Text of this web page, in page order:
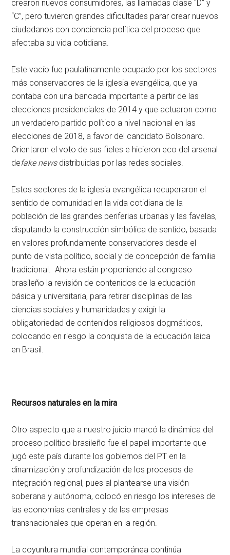
crearon nuevos consumidores, las llamadas clase “D” y
“C”, pero tuvieron grandes dificultades parar crear nuevos
ciudadanos con conciencia política del proceso que
afectaba su vida cotidiana.
Este vacío fue paulatinamente ocupado por los sectores
más conservadores de la iglesia evangélica, que ya
contaba con una bancada importante a partir de las
elecciones presidenciales de 2014 y que actuaron como
un verdadero partido político a nivel nacional en las
elecciones de 2018, a favor del candidato Bolsonaro.
Orientaron el voto de sus fieles e hicieron eco del arsenal
defake news distribuidas por las redes sociales.
Estos sectores de la iglesia evangélica recuperaron el
sentido de comunidad en la vida cotidiana de la
población de las grandes periferias urbanas y las favelas,
disputando la construcción simbólica de sentido, basada
en valores profundamente conservadores desde el
punto de vista político, social y de concepción de familia
tradicional. Ahora están proponiendo al congreso
brasileño la revisión de contenidos de la educación
básica y universitaria, para retirar disciplinas de las
ciencias sociales y humanidades y exigir la
obligatoriedad de contenidos religiosos dogmáticos,
colocando en riesgo la conquista de la educación laica
en Brasil.
Recursos naturales en la mira
Otro aspecto que a nuestro juicio marcó la dinámica del
proceso político brasileño fue el papel importante que
jugó este país durante los gobiernos del PT en la
dinamización y profundización de los procesos de
integración regional, pues al plantearse una visión
soberana y autónoma, colocó en riesgo los intereses de
las economías centrales y de las empresas
transnacionales que operan en la región.
La coyuntura mundial contemporánea continúa